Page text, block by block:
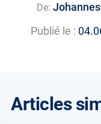
De:
Publié le :
Articles